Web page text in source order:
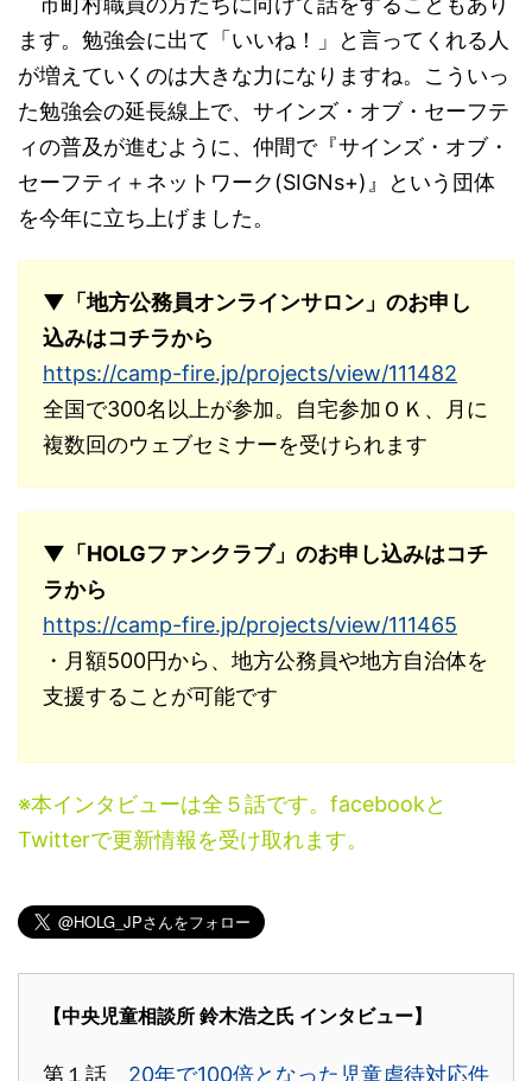
ます。勉強会に出て「いいね！」と言ってくれる人
が増えていくのは大きな力になりますね。こういっ
た勉強会の延長線上で、サインズ・オブ・セーフテ
ィの普及が進むように、仲間で『サインズ・オブ・
セーフティ＋ネットワーク(SIGNs+)』という団体
を今年に立ち上げました。
▼「地方公務員オンラインサロン」のお申し
込みはコチラから
https://camp-fire.jp/projects/view/111482
全国で300名以上が参加。自宅参加ＯＫ、月に
複数回のウェブセミナーを受けられます
▼「HOLGファンクラブ」のお申し込みはコチ
ラから
https://camp-fire.jp/projects/view/111465
・月額500円から、地方公務員や地方自治体を
支援することが可能です
※本インタビューは全５話です。facebookと
Twitterで更新情報を受け取れます。
【中央児童相談所 鈴木浩之氏 インタビュー】
第１話 20年で100倍となった児童虐待対応件